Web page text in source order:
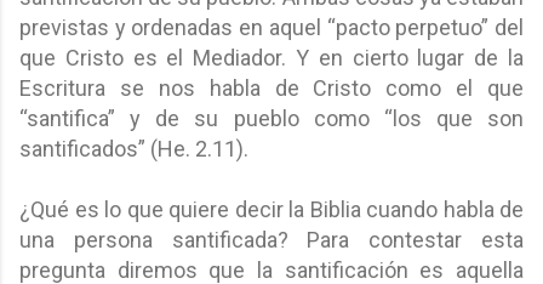
previstas y ordenadas en aquel “pacto perpetuo” del
que Cristo es el Mediador. Y en cierto lugar de la
Escritura se nos habla de Cristo como el que
“santifica” y de su pueblo como “los que son
santificados” (He. 2.11).
¿Qué es lo que quiere decir la Biblia cuando habla de
una persona santificada? Para contestar esta
pregunta diremos que la santificación es aquella